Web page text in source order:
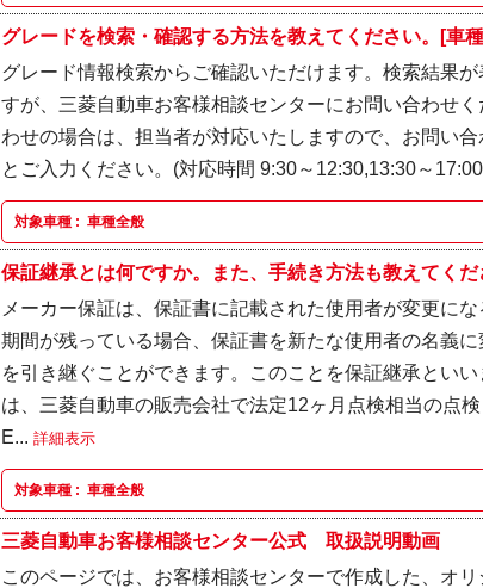
グレードを検索・確認する方法を教えてください。[車
グレード情報検索からご確認いただけます。検索結果
すが、三菱自動車お客様相談センターにお問い合わせ
わせの場合は、担当者が対応いたしますので、お問い合
とご入力ください。(対応時間 9:30～12:30,13:30～
対象車種 : 車種全般
保証継承とは何ですか。また、手続き方法も教えてく
メーカー保証は、保証書に記載された使用者が変更に
期間が残っている場合、保証書を新たな使用者の名義
を引き継ぐことができます。このことを保証継承といい
は、三菱自動車の販売会社で法定12ヶ月点検相当の点
E... 詳細表示
対象車種 : 車種全般
三菱自動車お客様相談センター公式 取扱説明動画
このページでは、お客様相談センターで作成した、オ